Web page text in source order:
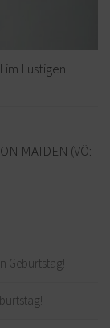
im Lustigen
MAIDEN (VÖ:
Geburtstag!